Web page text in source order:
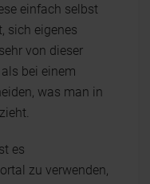
einfach selbst
sich eigenes
von dieser
bei einem
was man in
es
zu verwenden,